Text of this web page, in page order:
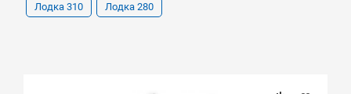
Лодка 310 Лодка 280